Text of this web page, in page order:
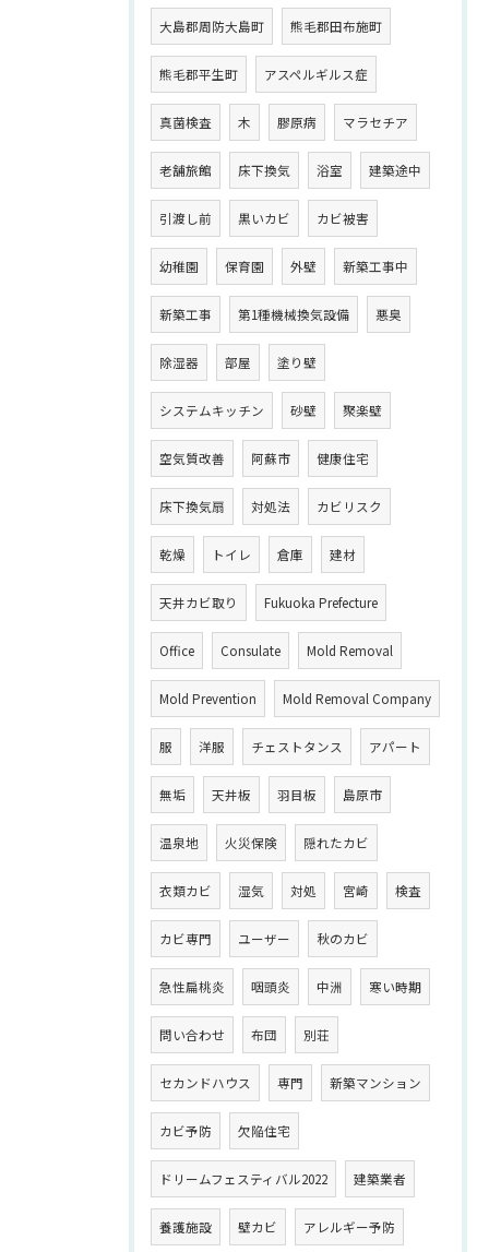
大島郡周防大島町 熊毛郡田布施町
熊毛郡平生町 アスペルギルス症
真菌検査 木 膠原病 マラセチア
老舗旅館 床下換気 浴室 建築途中
引渡し前 黒いカビ カビ被害
幼稚園 保育園 外壁 新築工事中
新築工事 第1種機械換気設備 悪臭
除湿器 部屋 塗り壁
システムキッチン 砂壁 聚楽壁
空気質改善 阿蘇市 健康住宅
床下換気扇 対処法 カビリスク
乾燥 トイレ 倉庫 建材
天井カビ取り Fukuoka Prefecture
Office Consulate Mold Removal
Mold Prevention Mold Removal Company
服 洋服 チェストタンス アパート
無垢 天井板 羽目板 島原市
温泉地 火災保険 隠れたカビ
衣類カビ 湿気 対処 宮崎 検査
カビ専門 ユーザー 秋のカビ
急性扁桃炎 咽頭炎 中洲 寒い時期
問い合わせ 布団 別荘
セカンドハウス 専門 新築マンション
カビ予防 欠陥住宅
ドリームフェスティバル2022 建築業者
養護施設 壁カビ アレルギー予防